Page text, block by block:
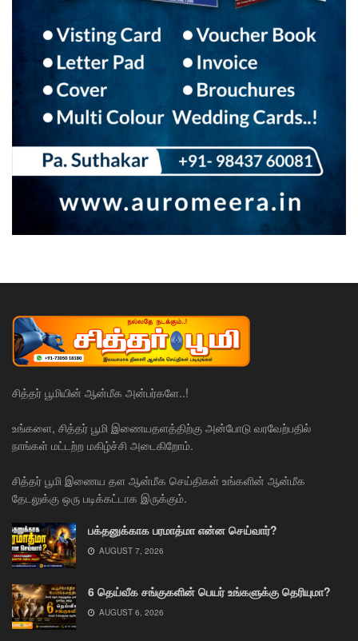
சித்தர் பூமியின் ஆன்மீக அன்பர்களே..!
உங்களை, சித்தர் பூமி இணையதளத்திற்கு அன்போடு வரவேற்பதில்
நாங்கள் மட்டற்ற மகிழ்ச்சி அடைகிறோம்.
சித்தர் பூமி இணைய தள ஆன்மீக செய்திகள் உங்களின் ஆன்மீக
தேடலுக்கு ஒரு படிக்கட்டாக இருக்கும்.
பக்தனுக்காக பரமாத்மா என்ன செய்வார்?
AUGUST 7, 2026
6 தெய்வீக சங்குகளின் பெயர் உங்களுக்கு தெரியுமா?
AUGUST 6, 2026